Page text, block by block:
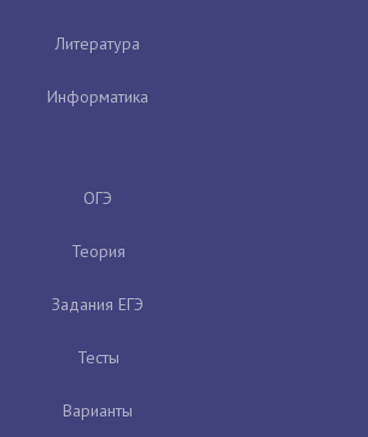
Литература
Информатика
ОГЭ
Теория
Задания ЕГЭ
Тесты
Варианты